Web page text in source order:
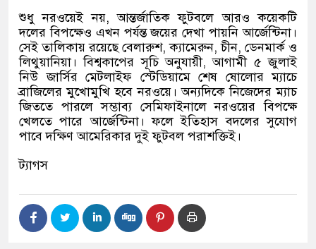
শুধু নরওয়েই নয়,আন্তর্জাতিক ফুটবলে আরও কয়েকটি
দলের বিপক্ষেও এখন পর্যন্ত জয়ের দেখা পায়নি আর্জেন্টিনা।
সেই তালিকায় রয়েছে বেলারুশ,ক্যামেরুন,চীন, ডেনমার্ক ও
লিথুয়ানিয়া। বিশ্বকাপের সূচি অনুযায়ী,আগামী ৫ জুলাই
নিউ জার্সির মেটলাইফ স্টেডিয়ামে শেষ ষোলোর ম্যাচে
ব্রাজিলের মুখোমুখি হবে নরওয়ে। অন্যদিকে নিজেদের ম্যাচ
জিততে পারলে সম্ভাব্য সেমিফাইনালে নরওয়ের বিপক্ষে
খেলতে পারে আর্জেন্টিনা। ফলে ইতিহাস বদলের সুযোগ
পাবে দক্ষিণ আমেরিকার দুই ফুটবল পরাশক্তিই।
ট্যাগস